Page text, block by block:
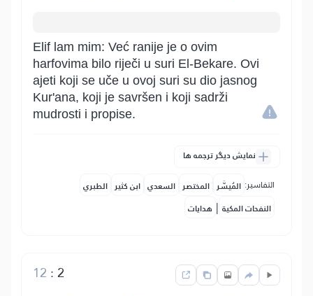
Elif lam mim: Već ranije je o ovim
harfovima bilo riječi u suri El-Bekare. Ovi
ajeti koji se uče u ovoj suri su dio jasnog
Kur'ana, koji je savršen i koji sadrži
mudrosti i propise.
نمایش دیگر ترجمه ها
التفاسير: المُيسَّر المختصر السعدي ابن كثير الطبري
النفحات المكية | هدايات
2
:
12